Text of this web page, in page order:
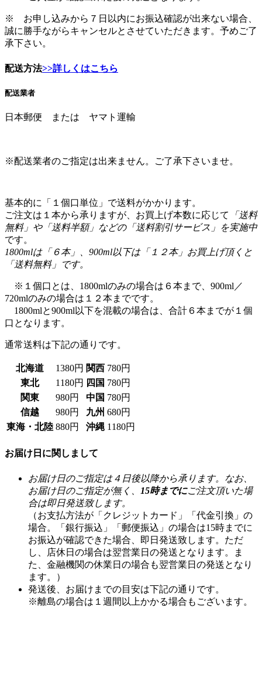
※ お申し込みから７日以内にお振込確認が出来ない場合、
誠に勝手ながらキャンセルとさせていただきます。予めご了
承下さい。
配送方法>>詳しくはこちら
配送業者
日本郵便 または ヤマト運輸
※配送業者のご指定は出来ません。ご了承下さいませ。
基本的に「１個口単位」で送料がかかります。
ご注文は１本から承りますが、お買上げ本数に応じて
「送料
無料」や「送料半額」などの「送料割引サービス」を実施中
です。
1800mlは「６本」、900ml以下は「１２本」お買上げ頂くと
「送料無料」です。
※１個口とは、1800mlのみの場合は６本まで、900ml／
720mlのみの場合は１２本までです。
1800mlと900ml以下を混載の場合は、合計６本までが１個
口となります。
通常送料は下記の通りです。
北海道 1380円 関西 780円
東北
1180円 四国 780円
関東
980円 中国 780円
信越
980円 九州 680円
東海・北陸 880円 沖縄 1180円
お届け日に関しまして
お届け日のご指定は４日後以降から承ります。なお、
お届け日のご指定が無く、
15時までにご注文頂いた場
合は即日発送致します。
（お支払方法が「クレジットカード」「代金引換」の
場合。「銀行振込」「郵便振込」の場合は15時までに
お振込が確認できた場合、即日発送致します。ただ
し、店休日の場合は翌営業日の発送となります。ま
た、金融機関の休業日の場合も翌営業日の発送となり
ます。）
発送後、お届けまでの目安は下記の通りです。
※離島の場合は１週間以上かかる場合もございます。